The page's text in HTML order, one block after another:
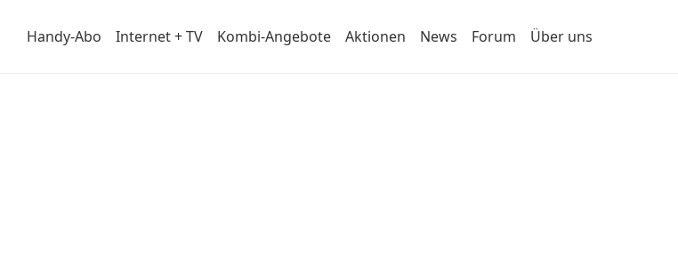
Handy-Abo Internet + TV Kombi-Angebote Aktionen News Forum Über uns